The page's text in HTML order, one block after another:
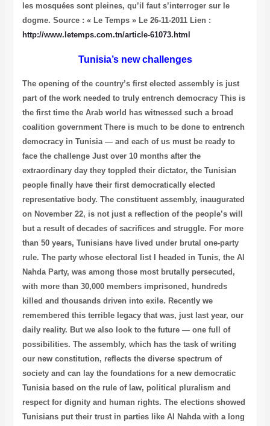
les mosquées sont pleines, qu’il faut s’interroger sur le
dogme. Source : « Le Temps » Le 26-11-2011Lien :
http://www.letemps.com.tn/article-61073.html
Tunisia’s new challenges
The opening of the country’s first elected assembly is just
part of the work needed to truly entrench democracy This is
the first time the Arab world has witnessed such a broad
coalition government There is much to be done to entrench
democracy in Tunisia — and each of us must be ready to
face the challenge Just over 10 months after the
extraordinary day they toppled their dictator, the Tunisian
people finally have their first democratically elected
representative body. The constituent assembly, inaugurated
on November 22, is not just a reflection of the people’s will
but a result of decades of sacrifices and struggle. For more
than 50 years, Tunisians have lived under brutal one-party
rule. The party whose electoral list I headed in Tunis, the Al
Nahda Party, was among those most brutally persecuted,
with more than 30,000 members imprisoned, hundreds
killed and thousands driven into exile. Recently we
remembered this terrible legacy that was, just last year, our
daily reality. But we also look to the future — one full of
possibilities. The assembly, which has the task of writing
our new constitution, reflects the diverse spectrum of
society and can lay the foundations for a new democratic
Tunisia based on the rule of law, political pluralism and
respect for dignity and human rights. The elections showed
Tunisians put their trust in parties like Al Nahda with a long